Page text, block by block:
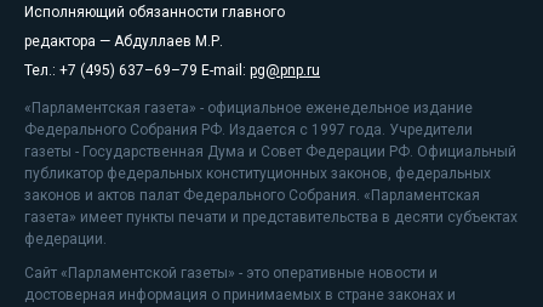
Исполняющий обязанности главного
редактора — Абдуллаев М.Р.
Тел.: +7 (495) 637–69–79 E-mail: pg@pnp.ru
«Парламентская газета» - официальное еженедельное издание
Федерального Собрания РФ. Издается с 1997 года. Учредители
газеты - Государственная Дума и Совет Федерации РФ. Официальный
публикатор федеральных конституционных законов, федеральных
законов и актов палат Федерального Собрания. «Парламентская
газета» имеет пункты печати и представительства в десяти субъектах
федерации.
Сайт «Парламентской газеты» - это оперативные новости и
достоверная информация о принимаемых в стране законах и